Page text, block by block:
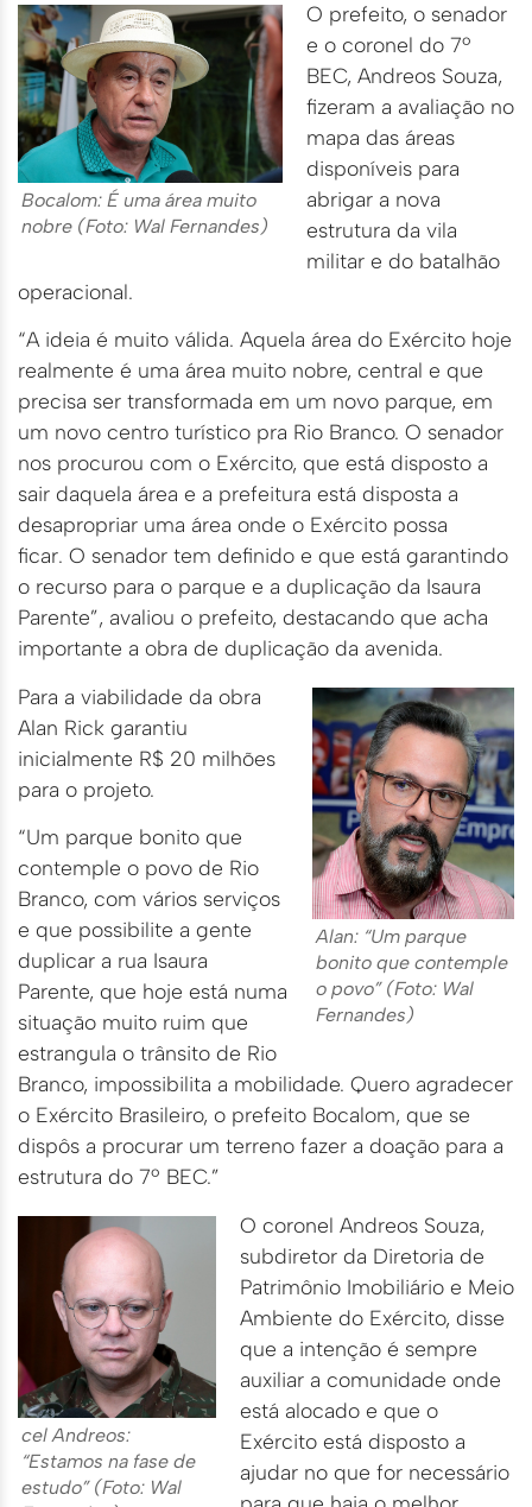
Bocalom: É uma área muito
nobre (Foto: Wal Fernandes)
O prefeito, o senador
e o coronel do 7º
BEC, Andreos Souza,
fizeram a avaliação no
mapa das áreas
disponíveis para
abrigar a nova
estrutura da vila
militar e do batalhão
operacional.
“A ideia é muito válida. Aquela área do Exército hoje
realmente é uma área muito nobre, central e que
precisa ser transformada em um novo parque, em
um novo centro turístico pra Rio Branco. O senador
nos procurou com o Exército, que está disposto a
sair daquela área e a prefeitura está disposta a
desapropriar uma área onde o Exército possa
ficar. O senador tem definido e que está garantindo
o recurso para o parque e a duplicação da Isaura
Parente”, avaliou o prefeito, destacando que acha
importante a obra de duplicação da avenida.
Alan: “Um parque
bonito que contemple
o povo” (Foto: Wal
Fernandes)
Para a viabilidade da obra
Alan Rick garantiu
inicialmente R$ 20 milhões
para o projeto.
“Um parque bonito que
contemple o povo de Rio
Branco, com vários serviços
e que possibilite a gente
duplicar a rua Isaura
Parente, que hoje está numa
situação muito ruim que
estrangula o trânsito de Rio
Branco, impossibilita a mobilidade. Quero agradecer
o Exército Brasileiro, o prefeito Bocalom, que se
dispôs a procurar um terreno fazer a doação para a
estrutura do 7º BEC.”
cel Andreos:
“Estamos na fase de
estudo” (Foto: Wal
O coronel Andreos Souza,
subdiretor da Diretoria de
Patrimônio Imobiliário e Meio
Ambiente do Exército, disse
que a intenção é sempre
auxiliar a comunidade onde
está alocado e que o
Exército está disposto a
ajudar no que for necessário